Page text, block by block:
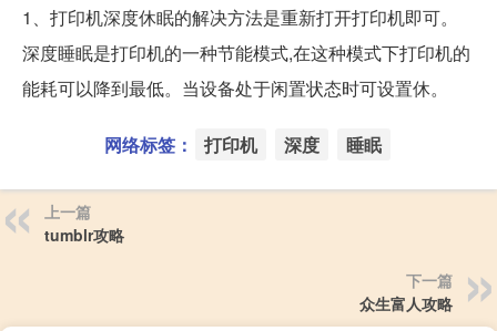
1、打印机深度休眠的解决方法是重新打开打印机即可。
深度睡眠是打印机的一种节能模式,在这种模式下打印机的
能耗可以降到最低。当设备处于闲置状态时可设置休。
网络标签： 打印机 深度 睡眠
上一篇
tumblr攻略
下一篇
众生富人攻略